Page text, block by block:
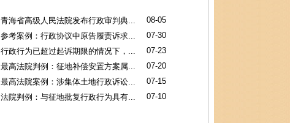
青海省高级人民法院发布行政审判典...
08-05
参考案例：行政协议中原告履责诉求...
07-30
行政行为已超过起诉期限的情况下，...
07-23
最高法院判例：征地补偿安置方案属...
07-20
最高法院案例：涉集体土地行政诉讼...
07-15
法院判例：与征地批复行政行为具有... 07-10